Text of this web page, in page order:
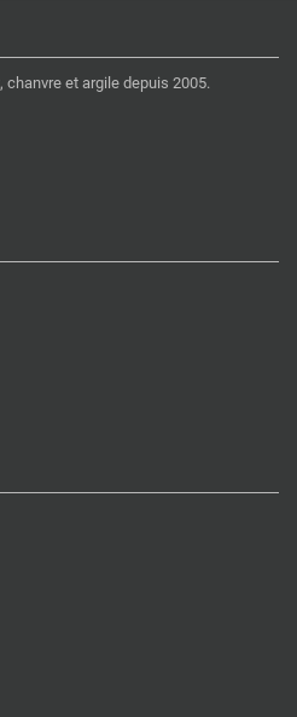
et argile depuis 2005.